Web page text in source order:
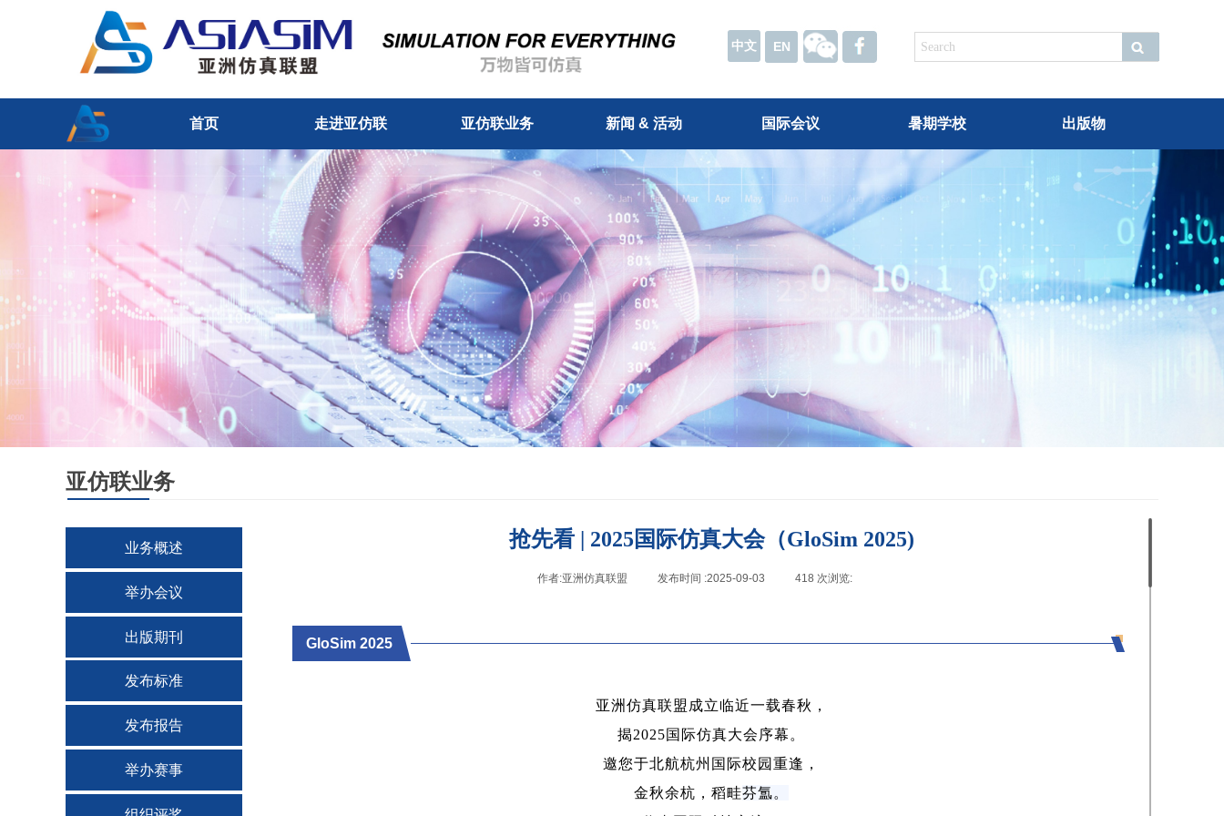
中文 EN .
首页 走进亚仿联 亚仿联业务 新闻 & 活动 国际会议 暑期学校 出版物
亚仿联业务
抢先看 | 2025国际仿真大会（GloSim 2025)
作者:亚洲仿真联盟 发布时间 :2025-09-03 418 次浏览:
GloSim 2025
亚洲仿真联盟成立临近一载春秋，
揭2025国际仿真大会序幕。
邀您于北航杭州国际校园重逢，
金秋余杭，稻畦芬氲。
业务概述
举办会议
出版期刊
发布标准
发布报告
举办赛事